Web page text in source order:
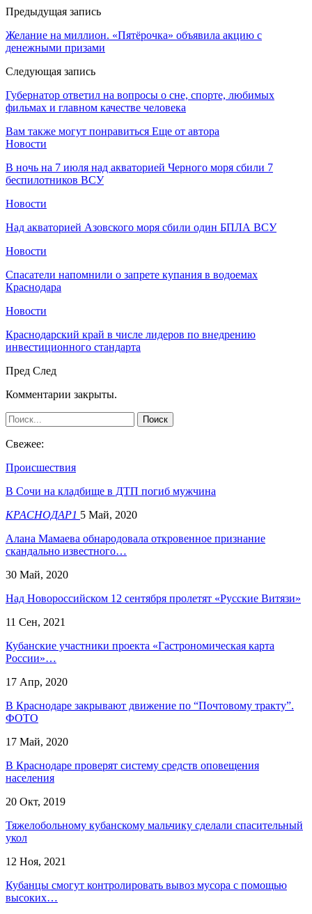
Предыдущая запись
Желание на миллион. «Пятёрочка» объявила акцию с
денежными призами
Следующая запись
Губернатор ответил на вопросы о сне, спорте, любимых
фильмах и главном качестве человека
Вам также могут понравиться Еще от автора
Новости
В ночь на 7 июля над акваторией Черного моря сбили 7
беспилотников ВСУ
Новости
Над акваторией Азовского моря сбили один БПЛА ВСУ
Новости
Спасатели напомнили о запрете купания в водоемах
Краснодара
Новости
Краснодарский край в числе лидеров по внедрению
инвестиционного стандарта
Пред След
Комментарии закрыты.
Свежее:
Происшествия
В Сочи на кладбище в ДТП погиб мужчина
КРАСНОДАР1 5 Май, 2020
Алана Мамаева обнародовала откровенное признание
скандально известного…
30 Май, 2020
Над Новороссийском 12 сентября пролетят «Русские Витязи»
11 Сен, 2021
Кубанские участники проекта «Гастрономическая карта
России»…
17 Апр, 2020
В Краснодаре закрывают движение по “Почтовому тракту”.
ФОТО
17 Май, 2020
В Краснодаре проверят систему средств оповещения
населения
20 Окт, 2019
Тяжелобольному кубанскому мальчику сделали спасительный
укол
12 Ноя, 2021
Кубанцы смогут контролировать вывоз мусора с помощью
высоких…